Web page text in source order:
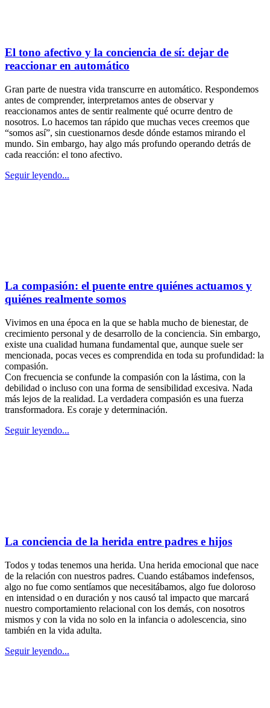
El tono afectivo y la conciencia de sí: dejar de
reaccionar en automático
Gran parte de nuestra vida transcurre en automático. Respondemos
antes de comprender, interpretamos antes de observar y
reaccionamos antes de sentir realmente qué ocurre dentro de
nosotros. Lo hacemos tan rápido que muchas veces creemos que
“somos así”, sin cuestionarnos desde dónde estamos mirando el
mundo. Sin embargo, hay algo más profundo operando detrás de
cada reacción: el tono afectivo.
Seguir leyendo...
La compasión: el puente entre quiénes actuamos y
quiénes realmente somos
Vivimos en una época en la que se habla mucho de bienestar, de
crecimiento personal y de desarrollo de la conciencia. Sin embargo,
existe una cualidad humana fundamental que, aunque suele ser
mencionada, pocas veces es comprendida en toda su profundidad: la
compasión.
Con frecuencia se confunde la compasión con la lástima, con la
debilidad o incluso con una forma de sensibilidad excesiva. Nada
más lejos de la realidad. La verdadera compasión es una fuerza
transformadora. Es coraje y determinación.
Seguir leyendo...
La conciencia de la herida entre padres e hijos
Todos y todas tenemos una herida. Una herida emocional que nace
de la relación con nuestros padres. Cuando estábamos indefensos,
algo no fue como sentíamos que necesitábamos, algo fue doloroso
en intensidad o en duración y nos causó tal impacto que marcará
nuestro comportamiento relacional con los demás, con nosotros
mismos y con la vida no solo en la infancia o adolescencia, sino
también en la vida adulta.
Seguir leyendo...